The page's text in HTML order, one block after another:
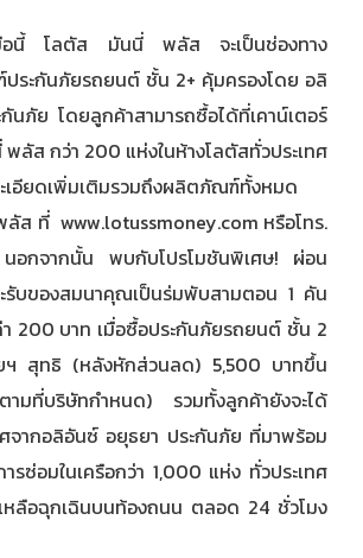
มือนี้ โลตัส มันนี่ พลัส จะเป็นช่องทาง
ประกันภัยรถยนต์ ชั้น 2+ คุ้มครองโดย อลิ
นภัย โดยลูกค้าสามารถซื้อได้ที่เคาน์เตอร์
ลัส กว่า 200 แห่งในห้างโลตัสทั่วประเทศ
เอียดเพิ่มเติมรวมถึงผลิตภัณฑ์ทั้งหมด
ส ที่ www.lotussmoney.com หรือโทร.
อกจากนั้น พบกับโปรโมชันพิเศษ! ผ่อน
บของสมนาคุณเป็นร่มพับสามตอน 1 คัน
200 บาท เมื่อซื้อประกันภัยรถยนต์ ชั้น 2
สุทธิ (หลังหักส่วนลด) 5,500 บาทขึ้น
ตามที่บริษัทกำหนด) รวมทั้งลูกค้ายังจะได้
จากอลิอันซ์ อยุธยา ประกันภัย ที่มาพร้อม
รซ่อมในเครือกว่า 1,000 แห่ง ทั่วประเทศ
หลือฉุกเฉินบนท้องถนน ตลอด 24 ชั่วโมง